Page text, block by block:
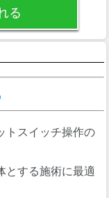
トスイッチ操作の
とする施術に最適